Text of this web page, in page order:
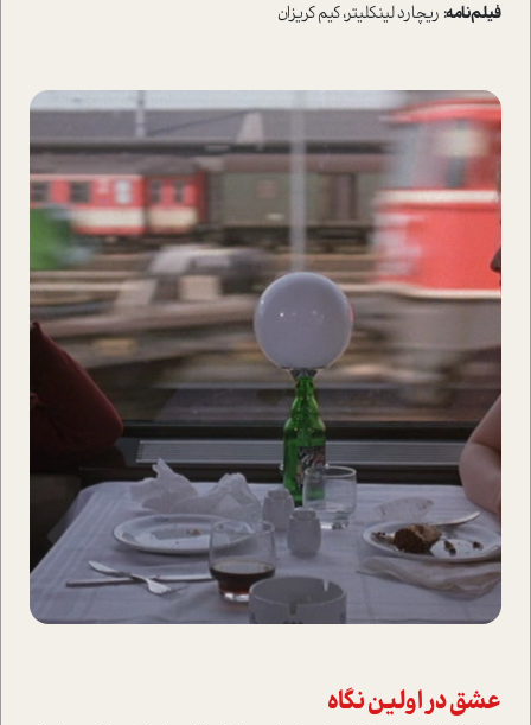
فیلم‌نامه: ریچارد لینکلیتر، کیم کریزان
عشق در اولین نگاه